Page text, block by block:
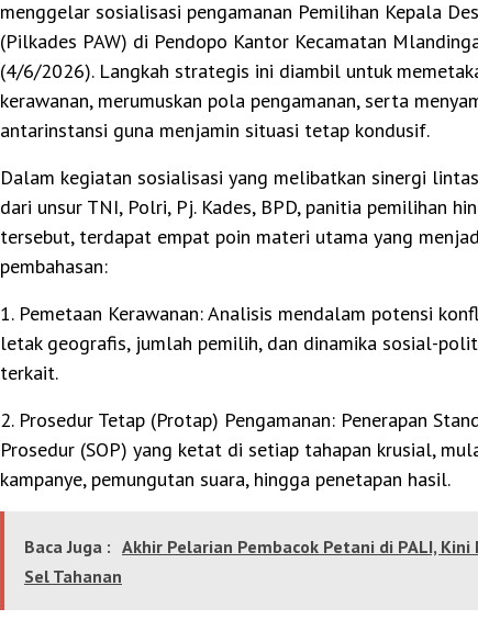
menggelar sosialisasi pengamanan Pemilihan Kepala
(Pilkades PAW) di Pendopo Kantor Kecamatan
(4/6/2026). Langkah strategis ini diambil untuk
kerawanan, merumuskan pola pengamanan, serta
antarinstansi guna menjamin situasi tetap kondusif.
Dalam kegiatan sosialisasi yang melibatkan sinergi
dari unsur TNI, Polri, Pj. Kades, BPD, panitia pemilihan
tersebut, terdapat empat poin materi utama yang
pembahasan:
1. Pemetaan Kerawanan: Analisis mendalam potensi
letak geografis, jumlah pemilih, dan dinamika sosial-
terkait.
2. Prosedur Tetap (Protap) Pengamanan: Penerapan
Prosedur (SOP) yang ketat di setiap tahapan krusial,
kampanye, pemungutan suara, hingga penetapan hasil.
Baca Juga : Akhir Pelarian Pembacok Petani di PALI, Kini
Sel Tahanan